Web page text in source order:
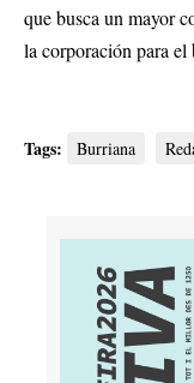
que busca un mayor
la corporación para el
Tags: Burriana